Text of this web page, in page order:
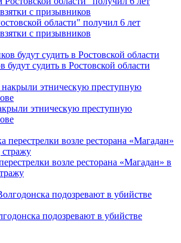
области" получил 6 лет
с призывников
судить в Ростовской области
этническую преступную
возле ресторана «Магадан» в
подозревают в убийстве